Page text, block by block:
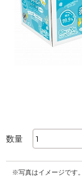
数量
※写真はイメージです